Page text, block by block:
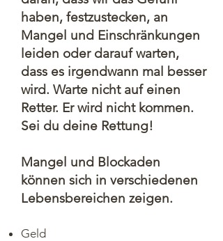
haben, festzustecken, an
Mangel und Einschränkungen
leiden oder darauf warten,
dass es irgendwann mal besser
wird. Warte nicht auf einen
Retter. Er wird nicht kommen.
Sei du deine Rettung!
Mangel und Blockaden
können sich in verschiedenen
Lebensbereichen zeigen.
Geld